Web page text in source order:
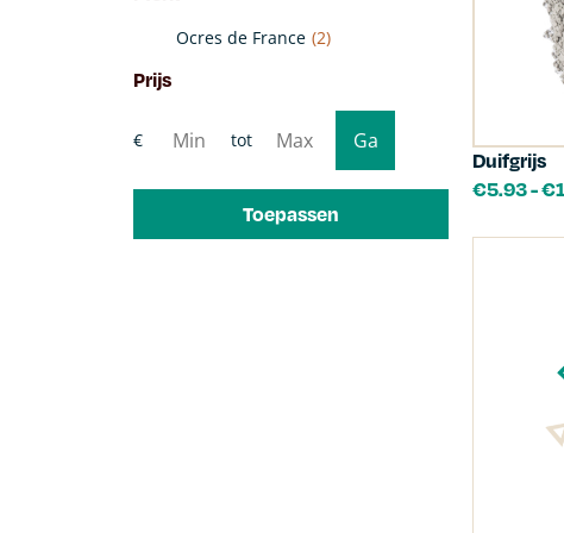
Ocres de France (2)
Prijs
Toepassen
Duifgrijs
€5.93-€